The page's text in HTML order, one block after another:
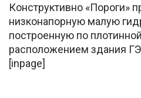
Конструктивно «Пороги»
низконапорную малую
построенную по
расположением здания
[inpage]